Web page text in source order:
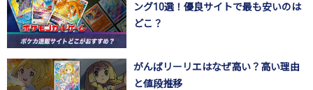
ング10選！優良サイトで最も安いのは
どこ？
がんばリーリエはなぜ高い？高い理由
と値段推移